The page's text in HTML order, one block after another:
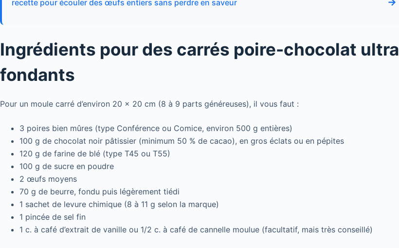
recette pour écouler des œufs entiers sans perdre en saveur
Ingrédients pour des carrés poire-chocolat ultra
fondants
Pour un moule carré d’environ 20 x 20 cm (8 à 9 parts généreuses), il vous faut :
3 poires bien mûres (type Conférence ou Comice, environ 500 g entières)
100 g de chocolat noir pâtissier (minimum 50 % de cacao), en gros éclats ou en pépites
120 g de farine de blé (type T45 ou T55)
100 g de sucre en poudre
2 œufs moyens
70 g de beurre, fondu puis légèrement tiédi
1 sachet de levure chimique (8 à 11 g selon la marque)
1 pincée de sel fin
1 c. à café d’extrait de vanille ou 1/2 c. à café de cannelle moulue (facultatif, mais très conseillé)